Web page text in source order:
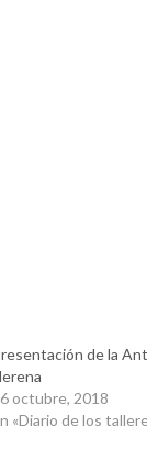
de la
octubre, 2018
«Diario de los